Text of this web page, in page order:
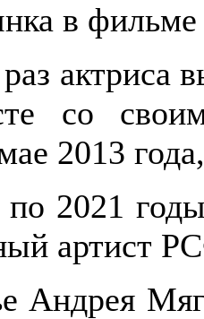
в
со
2013
2021
артист
Андрея